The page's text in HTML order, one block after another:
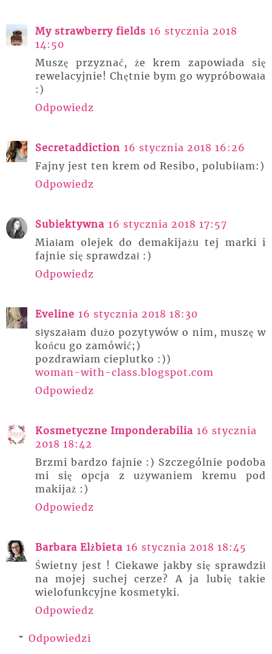
My strawberry fields 16 stycznia 2018
14:50
Muszę przyznać, że krem zapowiada się
rewelacyjnie! Chętnie bym go wypróbowała
:)
Odpowiedz
Secretaddiction 16 stycznia 2018 16:26
Fajny jest ten krem od Resibo, polubiłam:)
Odpowiedz
Subiektywna 16 stycznia 2018 17:57
Miałam olejek do demakijażu tej marki i
fajnie się sprawdzał :)
Odpowiedz
Eveline 16 stycznia 2018 18:30
słyszałam dużo pozytywów o nim, muszę w
końcu go zamówić;)
pozdrawiam cieplutko :))
woman-with-class.blogspot.com
Odpowiedz
Kosmetyczne Imponderabilia 16 stycznia
2018 18:42
Brzmi bardzo fajnie :) Szczególnie podoba
mi się opcja z używaniem kremu pod
makijaż :)
Odpowiedz
Barbara Elżbieta 16 stycznia 2018 18:45
Świetny jest ! Ciekawe jakby się sprawdził
na mojej suchej cerze? A ja lubię takie
wielofunkcyjne kosmetyki.
Odpowiedz
Odpowiedzi